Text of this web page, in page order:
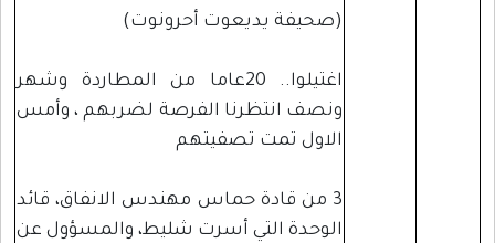
(صحيفة يديعوت أحرونوت)
اغتيلوا.. 20عاما من المطاردة وشهر
ونصف انتظرنا الفرصة لضربهم ، وأمس
الاول تمت تصفيتهم
3 من قادة حماس مهندس الانفاق، قائد
الوحدة التي أسرت شليط، والمسؤول عن